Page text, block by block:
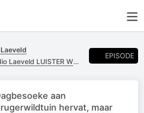
Laeveld LUISTER WEER
EPISODE
aan
hervat, maar